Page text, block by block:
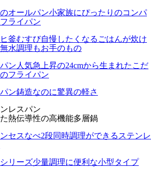
オールパン小家族にぴったりのコンパ
ライパン
釜むすび自慢したくなるごはんが炊け
水調理もお手のもの
ン 人気急上昇の24cmから生まれたこだ
フライパン
ン鋳造なのに驚異の軽さ
レスパン
熱伝導性の高機能多層鍋
セスなべ2段同時調理ができるステンレ
リーズ少量調理に便利な小型タイプ